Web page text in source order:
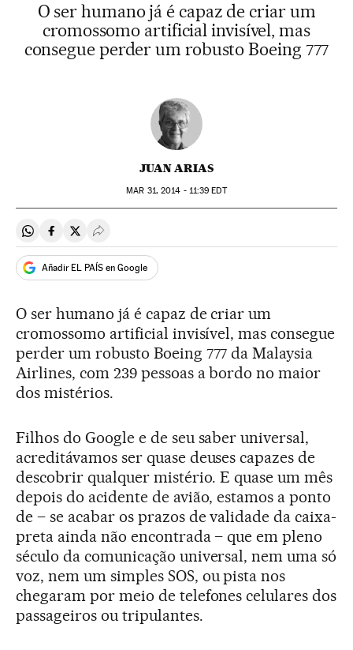
O ser humano já é capaz de criar um
cromossomo artificial invisível, mas
consegue perder um robusto Boeing 777
JUAN ARIAS
MAR 31, 2014 - 11:39 EDT
Compartir en Whatsapp
Compartir en Facebook
Compartir en Twitter
Desplegar Redes Sociales
Añadir EL PAÍS en Google
O ser humano já é capaz de criar um
cromossomo artificial invisível, mas consegue
perder um robusto Boeing 777 da Malaysia
Airlines, com 239 pessoas a bordo no maior
dos mistérios.
Filhos do Google e de seu saber universal,
acreditávamos ser quase deuses capazes de
descobrir qualquer mistério. E quase um mês
depois do acidente de avião, estamos a ponto
de – se acabar os prazos de validade da caixa-
preta ainda não encontrada – que em pleno
século da comunicação universal, nem uma só
voz, nem um simples SOS, ou pista nos
chegaram por meio de telefones celulares dos
passageiros ou tripulantes.